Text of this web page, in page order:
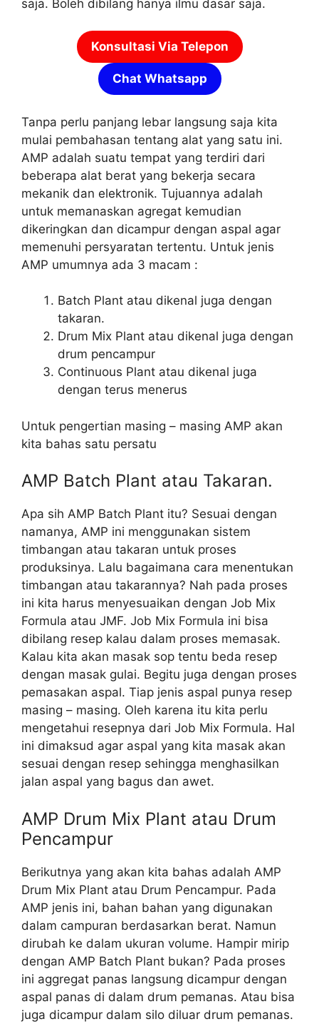
saja. Boleh dibilang hanya ilmu dasar saja.
Konsultasi Via Telepon
Chat Whatsapp
Tanpa perlu panjang lebar langsung saja kita
mulai pembahasan tentang alat yang satu ini.
AMP adalah suatu tempat yang terdiri dari
beberapa alat berat yang bekerja secara
mekanik dan elektronik. Tujuannya adalah
untuk memanaskan agregat kemudian
dikeringkan dan dicampur dengan aspal agar
memenuhi persyaratan tertentu. Untuk jenis
AMP umumnya ada 3 macam :
Batch Plant atau dikenal juga dengan
takaran.
Drum Mix Plant atau dikenal juga dengan
drum pencampur
Continuous Plant atau dikenal juga
dengan terus menerus
Untuk pengertian masing – masing AMP akan
kita bahas satu persatu
AMP Batch Plant atau Takaran.
Apa sih AMP Batch Plant itu? Sesuai dengan
namanya, AMP ini menggunakan sistem
timbangan atau takaran untuk proses
produksinya. Lalu bagaimana cara menentukan
timbangan atau takarannya? Nah pada proses
ini kita harus menyesuaikan dengan Job Mix
Formula atau JMF. Job Mix Formula ini bisa
dibilang resep kalau dalam proses memasak.
Kalau kita akan masak sop tentu beda resep
dengan masak gulai. Begitu juga dengan proses
pemasakan aspal. Tiap jenis aspal punya resep
masing – masing. Oleh karena itu kita perlu
mengetahui resepnya dari Job Mix Formula. Hal
ini dimaksud agar aspal yang kita masak akan
sesuai dengan resep sehingga menghasilkan
jalan aspal yang bagus dan awet.
AMP Drum Mix Plant atau Drum
Pencampur
Berikutnya yang akan kita bahas adalah AMP
Drum Mix Plant atau Drum Pencampur. Pada
AMP jenis ini, bahan bahan yang digunakan
dalam campuran berdasarkan berat. Namun
dirubah ke dalam ukuran volume. Hampir mirip
dengan AMP Batch Plant bukan? Pada proses
ini aggregat panas langsung dicampur dengan
aspal panas di dalam drum pemanas. Atau bisa
juga dicampur dalam silo diluar drum pemanas.